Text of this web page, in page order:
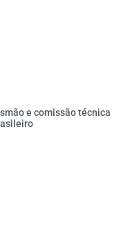
e comissão técnica